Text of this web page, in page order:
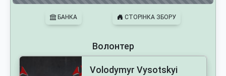
БАНКА СТОРІНКА ЗБОРУ
Волонтер
Volodymyr Vysotskyi